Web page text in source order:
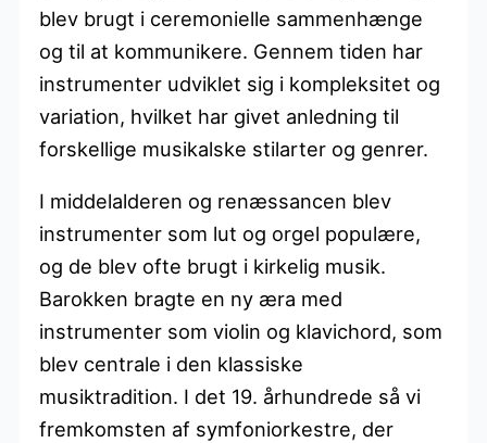
blev brugt i ceremonielle sammenhænge
og til at kommunikere. Gennem tiden har
instrumenter udviklet sig i kompleksitet og
variation, hvilket har givet anledning til
forskellige musikalske stilarter og genrer.
I middelalderen og renæssancen blev
instrumenter som lut og orgel populære,
og de blev ofte brugt i kirkelig musik.
Barokken bragte en ny æra med
instrumenter som violin og klavichord, som
blev centrale i den klassiske
musiktradition. I det 19. århundrede så vi
fremkomsten af symfoniorkestre, der